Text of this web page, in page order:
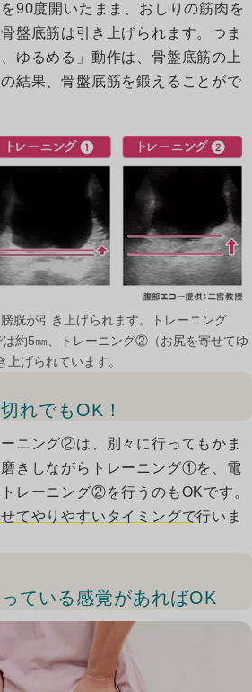
90度開いたまま、おしりの筋肉を
盤底筋は引き上げられます。つま
ゆるめる」動作は、骨盤底筋の上
結果、骨盤底筋を鍛えることがで
胱が引き上げられます。トレーニング
約5㎜、トレーニング②（お尻を寄せてゆ
げられています。
れでもOK！
ニング②は、別々に行ってもかま
きしながらトレーニング①を、電
レーニング②を行うのもOKです。
てやりやすいタイミングで行いま
ている感覚があればOK